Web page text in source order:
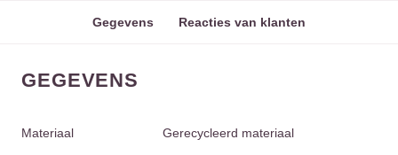
Gegevens Reacties van klanten
GEGEVENS
Materiaal Gerecycleerd materiaal